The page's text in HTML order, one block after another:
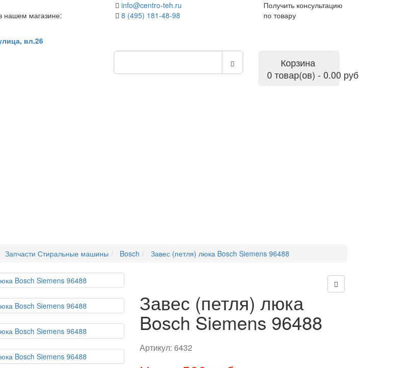
нашем магазине:
вл.26
info@centro-teh.ru
8 (495) 181-48-98
Получить консультацию
по товару
Корзина
0 товар(ов) - 0.00 руб
Запчасти Стиральные машины Bosch Завес (петля) люка Bosch Siemens 96488
Завес (петля) люка
Bosch Siemens 96488
Артикул:6432